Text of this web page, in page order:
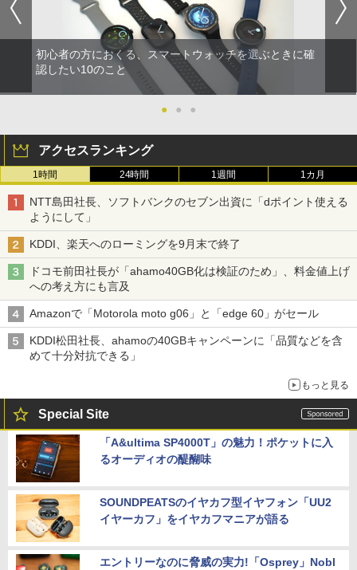
初心者の方におくる、スマートウォッチを選ぶときに確
認したい10のこと
● ● ●
アクセスランキング
1時間 24時間 1週間 1カ月
NTT島田社長、ソフトバンクのセブン出資に「dポイント使える
ようにして」
KDDI、楽天へのローミングを9月末で終了
ドコモ前田社長が「ahamo40GB化は検証のため」、料金値上げ
への考え方にも言及
Amazonで「Motorola moto g06」と「edge 60」がセール
KDDI松田社長、ahamoの40GBキャンペーンに「品質などを含
めて十分対抗できる」
もっと見る
Special Site
「A&ultima SP4000T」の魅力！ポケットに入
るオーディオの醍醐味
SOUNDPEATSのイヤカフ型イヤフォン「UU2
イヤーカフ」をイヤカフマニアが語る
エントリーなのに脅威の実力!「Osprey」Nobl